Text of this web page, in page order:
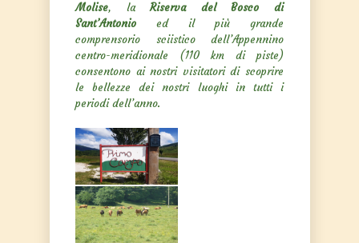
Molise, laRiserva del Bosco di
Sant’Antonio ed il più grande
comprensorio sciistico dell’Appennino
centro-meridionale (110 km di piste)
consentono ai nostri visitatori di scoprire
le bellezze dei nostri luoghi in tutti i
periodi dell’anno.